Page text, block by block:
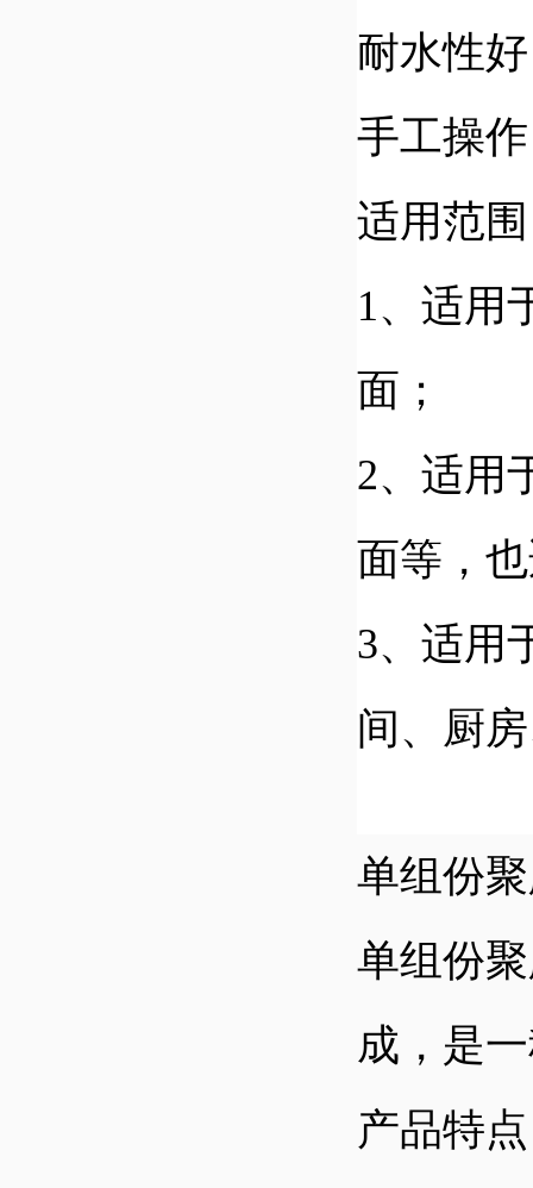
耐水性
手工操
适用范围
1、适用
面；
2、适用
面等，
3、适用
间、厨
单组份
单组份
成，是
产品特